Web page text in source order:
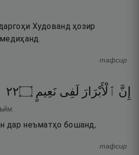
Худованд ҳозир
тафсир
إِنَّ ٱلْأَبْرَارَ لَفِى نَعِيمٍ ۝٢٢
дар неъматҳо бошанд,
тафсир